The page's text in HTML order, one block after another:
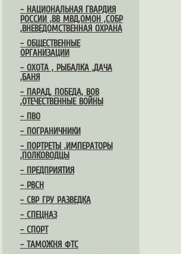
– НАЦИОНАЛЬНАЯ ГВАРДИЯ
РОССИИ ,ВВ МВД,ОМОН ,СОБР
,ВНЕВЕДОМСТВЕННАЯ ОХРАНА
– ОБЩЕСТВЕННЫЕ
ОРГАНИЗАЦИИ
– ОХОТА , РЫБАЛКА ,ДАЧА
,БАНЯ
– ПАРАД, ПОБЕДА, ВОВ
,ОТЕЧЕСТВЕННЫЕ ВОЙНЫ
– ПВО
– ПОГРАНИЧНИКИ
– ПОРТРЕТЫ ,ИМПЕРАТОРЫ
,ПОЛКОВОДЦЫ
– ПРЕДПРИЯТИЯ
– РВСН
– СВР ГРУ РАЗВЕДКА
– СПЕЦНАЗ
– СПОРТ
– ТАМОЖНЯ ФТС